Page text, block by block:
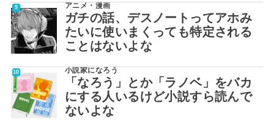
アニメ・漫画
ガチの話、デスノートってアホみ
たいに使いまくっても特定される
ことはないよな
小説家になろう
「なろう」とか「ラノベ」をバカ
にする人いるけど小説すら読んで
ないよな